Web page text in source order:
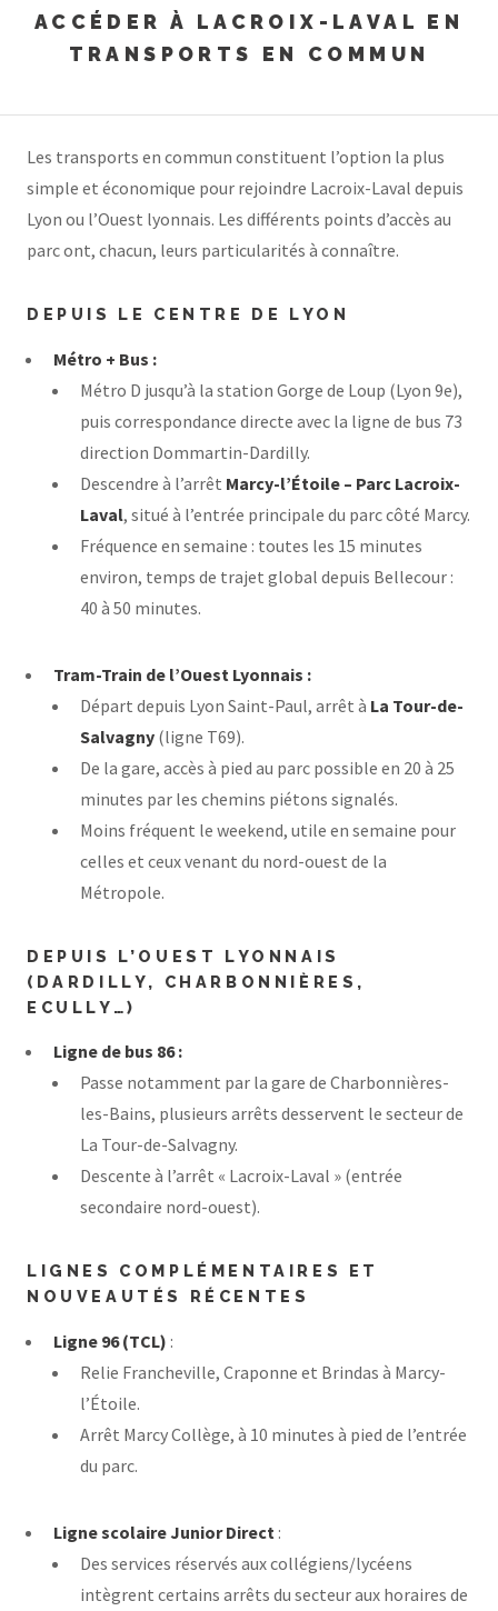
ACCÉDER À LACROIX-LAVAL EN
TRANSPORTS EN COMMUN
Les transports en commun constituent l’option la plus
simple et économique pour rejoindre Lacroix-Laval depuis
Lyon ou l’Ouest lyonnais. Les différents points d’accès au
parc ont, chacun, leurs particularités à connaître.
DEPUIS LE CENTRE DE LYON
Métro + Bus :
Métro D jusqu’à la station Gorge de Loup (Lyon 9e),
puis correspondance directe avec la ligne de bus 73
direction Dommartin-Dardilly.
Descendre à l’arrêt Marcy-l’Étoile – Parc Lacroix-
Laval, situé à l’entrée principale du parc côté Marcy.
Fréquence en semaine : toutes les 15 minutes
environ, temps de trajet global depuis Bellecour :
40 à 50 minutes.
Tram-Train de l’Ouest Lyonnais :
Départ depuis Lyon Saint-Paul, arrêt à La Tour-de-
Salvagny (ligne T69).
De la gare, accès à pied au parc possible en 20 à 25
minutes par les chemins piétons signalés.
Moins fréquent le weekend, utile en semaine pour
celles et ceux venant du nord-ouest de la
Métropole.
DEPUIS L’OUEST LYONNAIS
(DARDILLY, CHARBONNIÈRES,
ECULLY…)
Ligne de bus 86 :
Passe notamment par la gare de Charbonnières-
les-Bains, plusieurs arrêts desservent le secteur de
La Tour-de-Salvagny.
Descente à l’arrêt « Lacroix-Laval » (entrée
secondaire nord-ouest).
LIGNES COMPLÉMENTAIRES ET
NOUVEAUTÉS RÉCENTES
Ligne 96 (TCL) :
Relie Francheville, Craponne et Brindas à Marcy-
l’Étoile.
Arrêt Marcy Collège, à 10 minutes à pied de l’entrée
du parc.
Ligne scolaire Junior Direct :
Des services réservés aux collégiens/lycéens
intègrent certains arrêts du secteur aux horaires de